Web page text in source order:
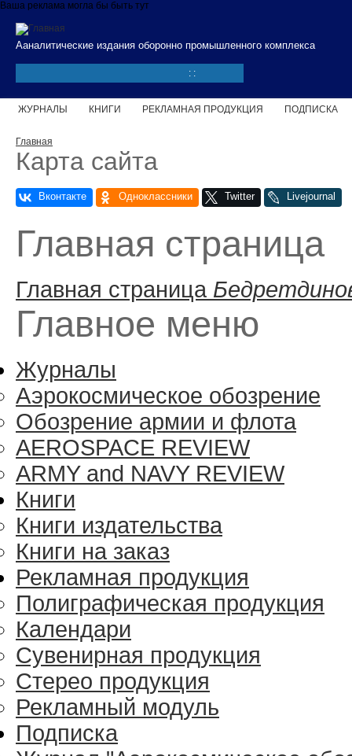
Перейти к основному содержанию
Ваша реклама могла бы быть тут
Ааналитические издания оборонно промышленного комплекса
: :
ЖУРНАЛЫ КНИГИ РЕКЛАМНАЯ ПРОДУКЦИЯ ПОДПИСКА
Вы здесь
Главная
Карта сайта
Главная страница
Главная страница
Главное меню
Журналы
Аэрокосмическое обозрение
Обозрение армии и флота
AEROSPACE REVIEW
ARMY and NAVY REVIEW
Книги
Книги издательства
Книги на заказ
Рекламная продукция
Полиграфическая продукция
Календари
Сувенирная продукция
Стерео продукция
Рекламный модуль
Подписка